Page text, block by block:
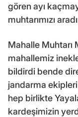
gören ayı
muhtarımızı
Mahalle Muhtarı
mahallemiz
bildirdi bende
jandarma
hep birlikte
kardeşimizin